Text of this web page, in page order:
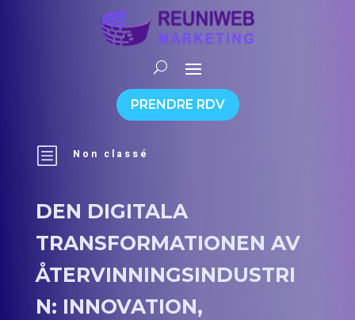
PRENDRE RDV
b Non classé
DEN DIGITALA
TRANSFORMATIONEN AV
ÅTERVINNINGSINDUSTRI
N: INNOVATION,